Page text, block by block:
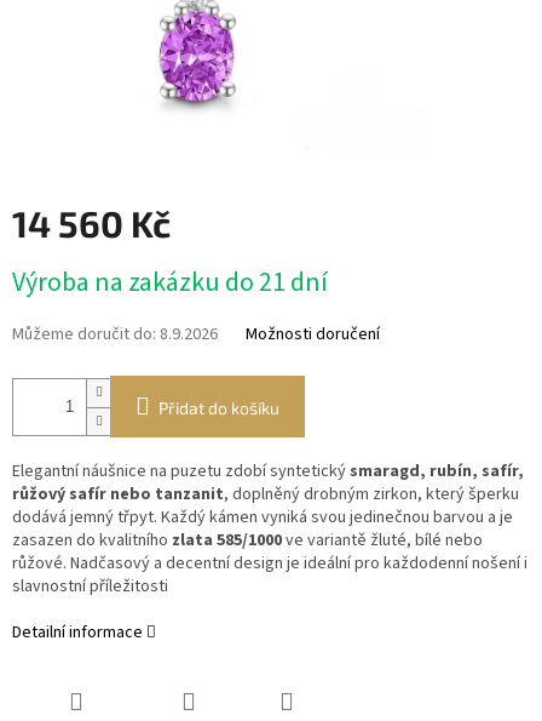
14 560 Kč
cena:
Výroba na zakázku do 21 dní
Můžeme doručit do: 8.9.2026 Možnosti doručení
Přidat do košíku
Elegantní náušnice na puzetu zdobí syntetický smaragd, rubín, safír,
růžový safír nebo tanzanit, doplněný drobným zirkon, který šperku
dodává jemný třpyt. Každý kámen vyniká svou jedinečnou barvou a je
zasazen do kvalitního zlata 585/1000ve variantě žluté, bílé nebo
růžové. Nadčasový a decentní design je ideální pro každodenní nošení i
slavnostní příležitosti
Detailní informace